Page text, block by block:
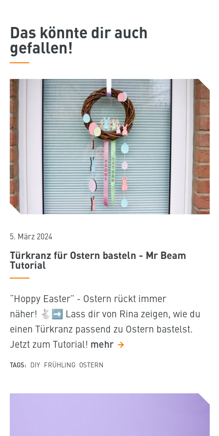
Das könnte dir auch
gefallen!
5. März 2024
Türkranz für Ostern basteln - Mr Beam
Tutorial
“Hoppy Easter” - Ostern rückt immer
näher! 🐇 ➡️ Lass dir von Rina zeigen, wie du
einen Türkranz passend zu Ostern bastelst.
Jetzt zum Tutorial! mehr
TAGS: DIY FRÜHLING OSTERN